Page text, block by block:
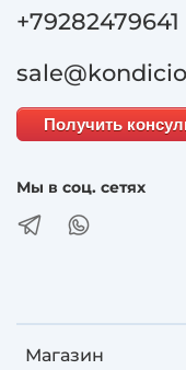
Магазин
+79282479641
Получить
Мы в соц. сетях